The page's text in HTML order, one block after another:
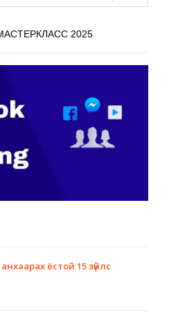
2025
анхаарах ёстой 15 зүйлс